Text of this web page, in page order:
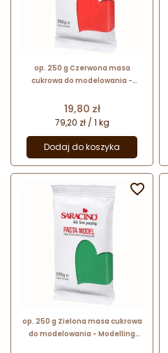
op. 250 g Czerwona masa
cukrowa do modelowania -
mocna i elastyczna
Cena
19,80 zł
79,20 zł / 1 kg
Dodaj do koszyka
op. 250 g Zielona masa cukrowa
do modelowania - Modelling
